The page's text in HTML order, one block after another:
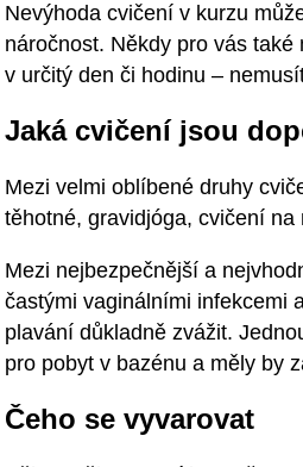
Nevýhoda cvičení v kurzu
náročnost. Někdy pro vás
v určitý den či hodinu –
Jaká cvičení jsou
Mezi velmi oblíbené druhy
těhotné, gravidjóga, cvičení
Mezi nejbezpečnější a
častými vaginálními infekcemi
plavání důkladně zvážit.
pro pobyt v bazénu a měly by
Čeho se vyvarovat